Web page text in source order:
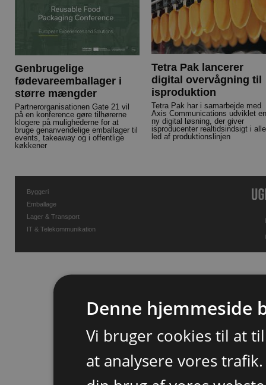
Genbrugelige
fødevareemballager i
større mængder
Partnerorganisationen Gate 21 vil
på en konference gøre tilhørerne
klogere på mulighederne for at
bruge genanvendelige emballager til
events, takeaway og i offentlige
køkkener
Tetra Pak lancerer
digital overvågning til
isproduktion
Tetra Pak har i samarbejde med
Axis Communications udviklet en
ny digital løsning, der giver
isproducenter realtidsindsigt i alle
led af produktionslinjen
Byggeri
Emballage
Lager & Transport
IT & Telekommunikation
Denne hjemmeside
Vi bruger cookies til at
at analysere vores